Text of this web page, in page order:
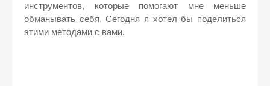
инструментов, которые помогают мне меньше
обманывать себя. Сегодня я хотел бы поделиться
этими методами с вами.